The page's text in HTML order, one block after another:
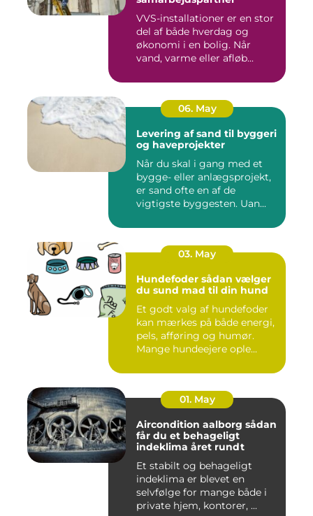
VVS-installationer er en stor
del af både hverdag og
økonomi i en bolig. Når
vand, varme eller afløb...
06. May
Levering af sand til byggeri
og haveprojekter
Når du skal i gang med et
bygge- eller anlægsprojekt,
er sand ofte en af de
vigtigste byggesten. Uan...
03. May
Hundefoder sådan vælger
du sund mad til din hund
Et godt valg af hundefoder
kan mærkes på både energi,
pels, afføring og humør.
Mange hundeejere ople...
01. May
Aircondition aalborg sådan
får du et behageligt
indeklima året rundt
Et stabilt og behageligt
indeklima er blevet en
selvfølge for mange både i
private hjem, kontorer, ...